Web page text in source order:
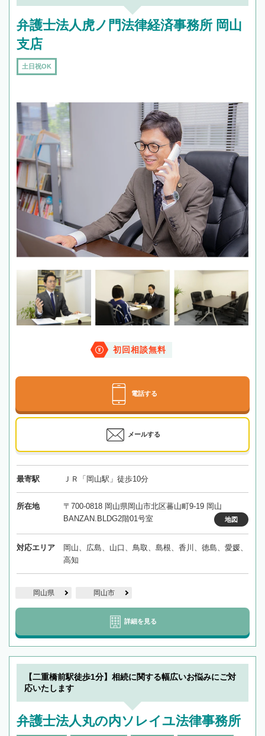
弁護士法人虎ノ門法律経済事務所 岡山
支店
土日祝OK
初回相談無料
電話する
メールする
最寄駅 ＪＲ「岡山駅」徒歩10分
所在地
〒700-0818 岡山県岡山市北区蕃山町9-19 岡山
BANZAN.BLDG2階01号室
地図
対応エリア
岡山、広島、山口、鳥取、島根、香川、徳島、愛媛、
高知
岡山県 岡山市
詳細を見る
【二重橋前駅徒歩1分】相続に関する幅広いお悩みにご対
応いたします
弁護士法人丸の内ソレイユ法律事務所